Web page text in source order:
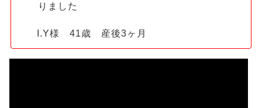
りました
I.Y様 41歳 産後3ヶ月